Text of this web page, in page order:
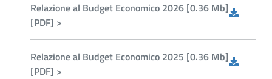
Relazione al Budget Economico 2026 [0.36 Mb]
[PDF] >
Relazione al Budget Economico 2025 [0.36 Mb]
[PDF] >